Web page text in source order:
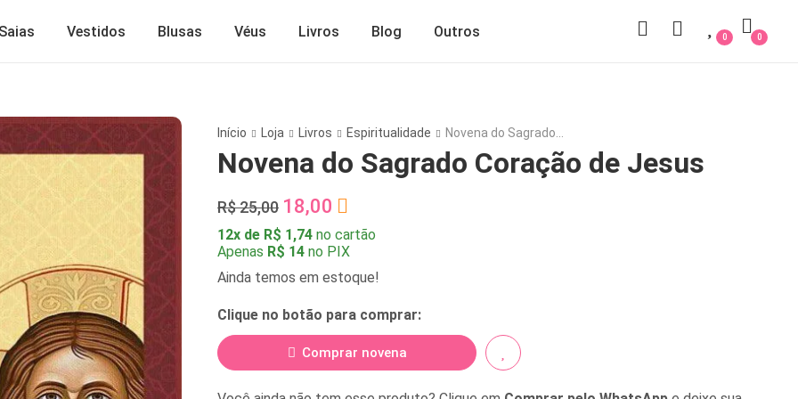
Vestidos Blusas Véus Livros Blog Outros 0
0
Início Loja Livros Espiritualidade Novena do Sagrado…
Novena do Sagrado Coração de Jesus
R$ 25,00 18,00
12x de R$ 1,74 no cartão
Apenas R$ 14 no PIX
Ainda temos em estoque!
Clique no botão para comprar:
Comprar novena